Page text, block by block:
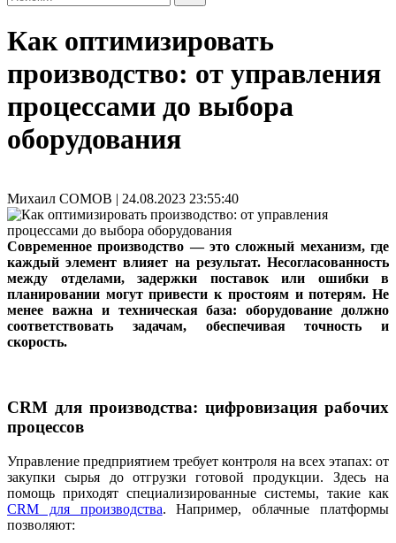
Как оптимизировать
производство: от управления
процессами до выбора
оборудования
Михаил СОМОВ | 24.08.2023 23:55:40
Современное производство — это сложный механизм, где
каждый элемент влияет на результат. Несогласованность
между отделами, задержки поставок или ошибки в
планировании могут привести к простоям и потерям. Не
менее важна и техническая база: оборудование должно
соответствовать задачам, обеспечивая точность и
скорость.
CRM для производства: цифровизация рабочих
процессов
Управление предприятием требует контроля на всех этапах: от
закупки сырья до отгрузки готовой продукции. Здесь на
помощь приходят специализированные системы, такие как
CRM для производства. Например, облачные платформы
позволяют: